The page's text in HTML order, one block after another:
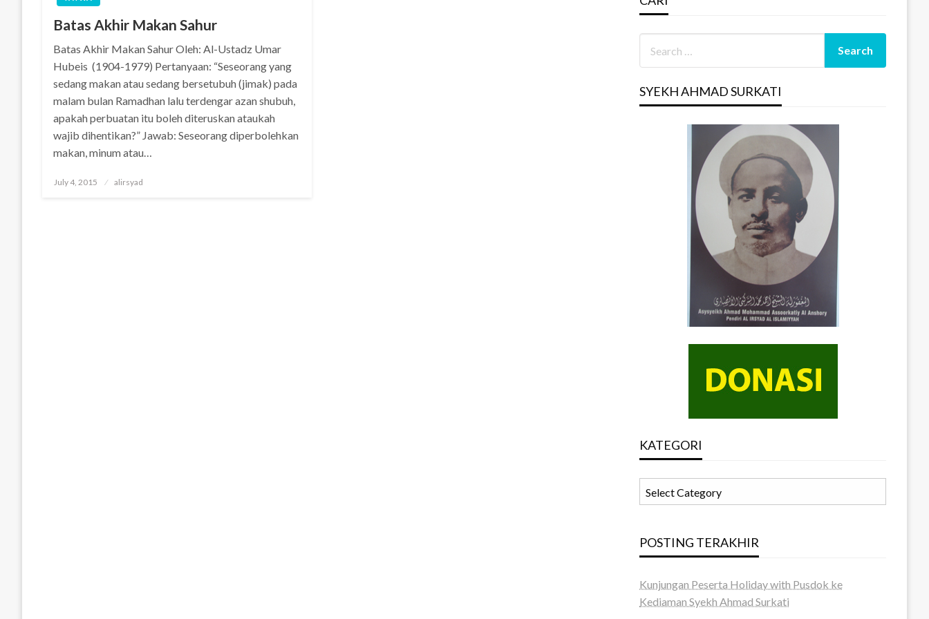
Batas Akhir Makan Sahur
Batas Akhir Makan Sahur Oleh: Al-Ustadz Umar
Hubeis (1904-1979) Pertanyaan: “Seseorang yang
sedang makan atau sedang bersetubuh (jimak) pada
malam bulan Ramadhan lalu terdengar azan shubuh,
apakah perbuatan itu boleh diteruskan ataukah
wajib dihentikan?” Jawab: Seseorang diperbolehkan
makan, minum atau…
Posted
July 4, 2015 alirsyad
SYEKH AHMAD SURKATI
KATEGORI
POSTING TERAKHIR
Kunjungan Peserta Holiday with Pusdok ke
Kediaman Syekh Ahmad Surkati